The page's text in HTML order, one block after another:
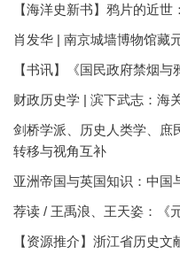
【海洋史新书】鸦片的近
肖发华 | 南京城墙博物馆藏
【书讯】《国民政府禁烟
财政历史学 | 滨下武志：海
剑桥学派、历史人类学、庶
转移与视角互补
亚洲帝国与英国知识：中国
荐读 / 王禹浪、王天姿：《
【资源推介】浙江省历史